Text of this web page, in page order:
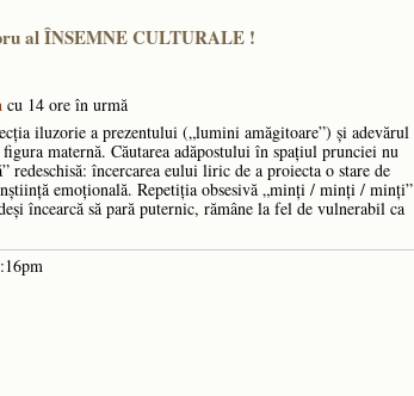
al ÎNSEMNE CULTURALE !
cu 14 ore în urmă
iluzorie a prezentului („lumini amăgitoare”) și adevărul
maternă. Căutarea adăpostului în spațiul prunciei nu
redeschisă: încercarea eului liric de a proiecta o stare de
emoțională. Repetiția obsesivă „minți / minți / minți”
încearcă să pară puternic, rămâne la fel de vulnerabil ca